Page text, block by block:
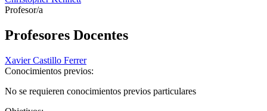
Profesor/a
Profesores Docentes
Xavier Castillo Ferrer
Conocimientos previos:
No se requieren conocimientos previos particulares